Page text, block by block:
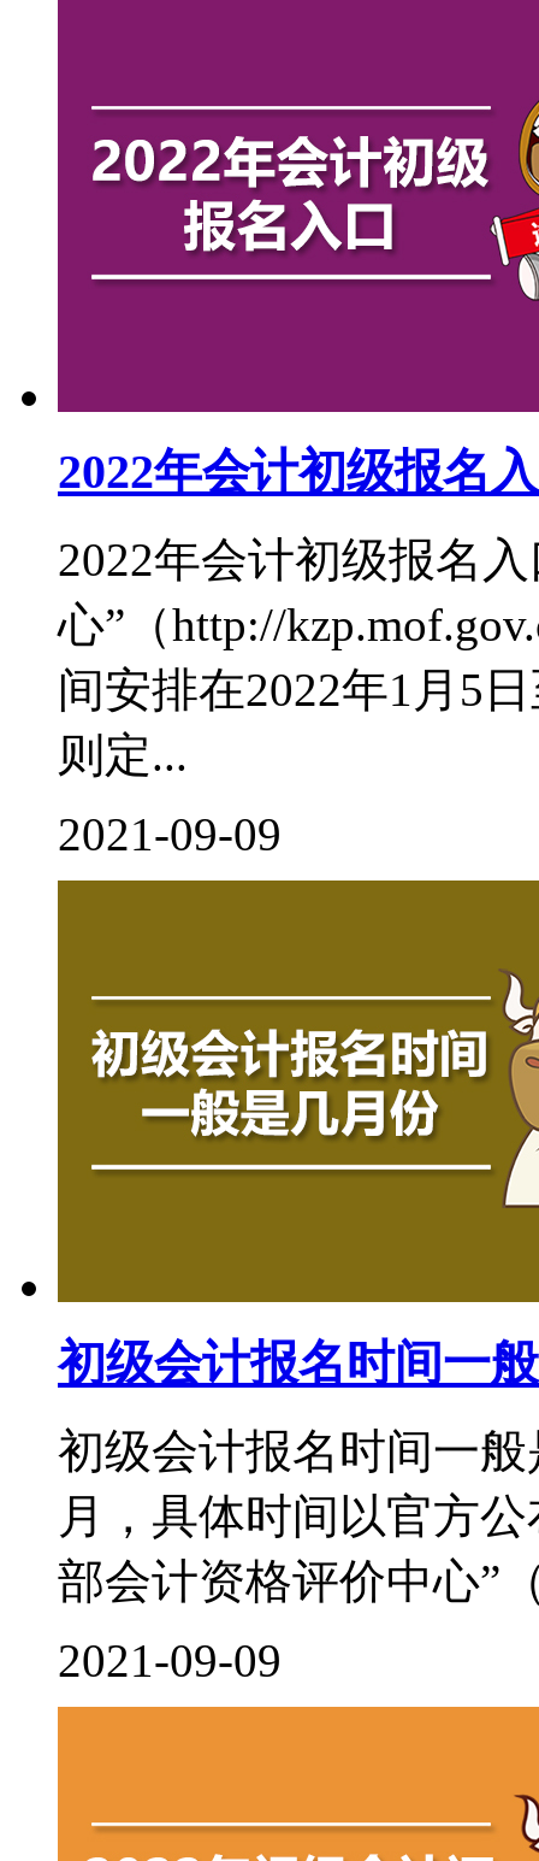
2022年会计初级报名
2022年会计初级报名
心”（http://
间安排在2022年1月5
则定...
2021-09-09
初级会计报名时间一
初级会计报名时间一
月，具体时间以官方
部会计资格评价中心”
2021-09-09